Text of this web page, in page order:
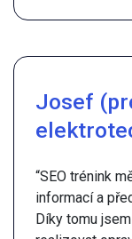
Josef
“SEO trénink
informací a
Díky tomu